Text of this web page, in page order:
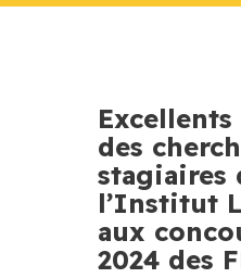
des
stagiaires
l’Institut
aux
2024 des